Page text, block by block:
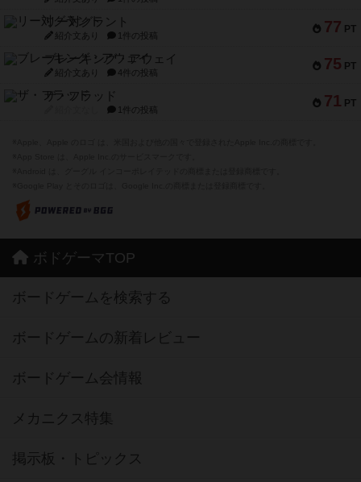
77 PT
リー対グラント
紹介文あり 1件の投稿
75 PT
ブレーキング・アウェイ
紹介文あり 4件の投稿
71 PT
ザ・フラッド
1件の投稿
ボドゲーマTOP
ボードゲームを検索する
ボードゲームの新着レビュー
ボードゲーム会情報
メカニクス特集
掲示板・トピックス